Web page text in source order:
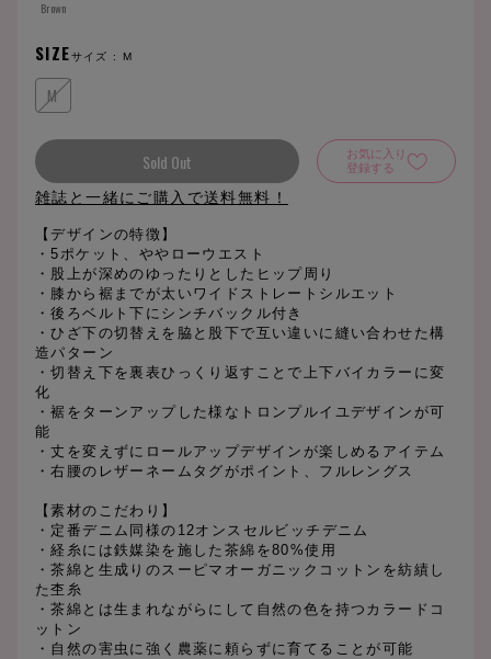
Brown
SIZEサイズ : M
M
Sold Out
お気に入り
登録する
雑誌と一緒にご購入で送料無料！
【デザインの特徴】
・5ポケット、ややローウエスト
・股上が深めのゆったりとしたヒップ周り
・膝から裾までが太いワイドストレートシルエット
・後ろベルト下にシンチバックル付き
・ひざ下の切替えを脇と股下で互い違いに縫い合わせた構
造パターン
・切替え下を裏表ひっくり返すことで上下バイカラーに変
化
・裾をターンアップした様なトロンプルイユデザインが可
能
・丈を変えずにロールアップデザインが楽しめるアイテム
・右腰のレザーネームタグがポイント、フルレングス
【素材のこだわり】
・定番デニム同様の12オンスセルビッチデニム
・経糸には鉄媒染を施した茶綿を80%使用
・茶綿と生成りのスーピマオーガニックコットンを紡績し
た杢糸
・茶綿とは生まれながらにして自然の色を持つカラードコ
ットン
・自然の害虫に強く農薬に頼らずに育てることが可能